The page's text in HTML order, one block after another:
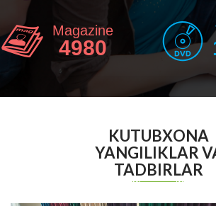
Magazine
4980
KUTUBXONA
YANGILIKLAR
TADBIRLAR